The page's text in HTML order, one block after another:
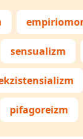
sensualizm
pifagoreizm